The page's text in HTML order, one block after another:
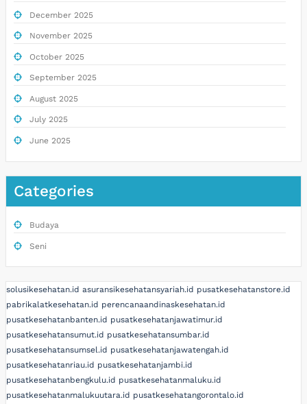
December 2025
November 2025
October 2025
September 2025
August 2025
July 2025
June 2025
Categories
Budaya
Seni
solusikesehatan.id asuransikesehatansyariah.id pusatkesehatanstore.id
pabrikalatkesehatan.id perencanaandinaskesehatan.id
pusatkesehatanbanten.id pusatkesehatanjawatimur.id
pusatkesehatansumut.id pusatkesehatansumbar.id
pusatkesehatansumsel.id pusatkesehatanjawatengah.id
pusatkesehatanriau.id pusatkesehatanjambi.id
pusatkesehatanbengkulu.id pusatkesehatanmaluku.id
pusatkesehatanmalukuutara.id pusatkesehatangorontalo.id